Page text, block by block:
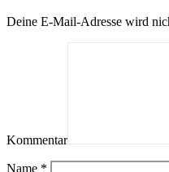
Deine E-Mail-Adresse wird
Kommentar
Name *